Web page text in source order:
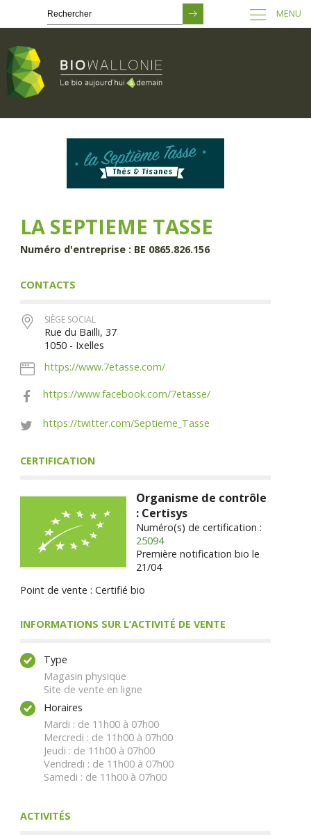
MENU
LA SEPTIEME TASSE
Numéro d'entreprise : BE 0865.826.156
CONTACTS
SIÈGE SOCIAL
Rue du Bailli, 37
1050 - Ixelles
https://www.7etasse.com/
https://www.facebook.com/7etasse/
https://twitter.com/Septieme_Tasse
CERTIFICATION
Organisme de contrôle
: Certisys
Numéro(s) de certification :
25094
Première notification bio le
21/04
Point de vente : Certifié bio
INFORMATIONS SUR L’ACTIVITÉ DE VENTE
Type
Magasin physique
Site de vente en ligne
Horaires
Mardi : de 11h00 à 07h00
Mercredi : de 11h00 à 07h00
Jeudi : de 11h00 à 07h00
Vendredi : de 11h00 à 07h00
Samedi : de 11h00 à 07h00
ACTIVITÉS